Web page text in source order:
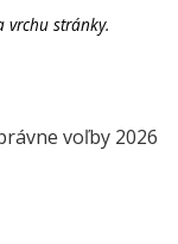
vrchu stránky.
voľby 2026